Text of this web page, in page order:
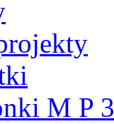
M P 3